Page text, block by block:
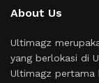
About Us
Ultimagz
yang berlokasi di
Ultimagz